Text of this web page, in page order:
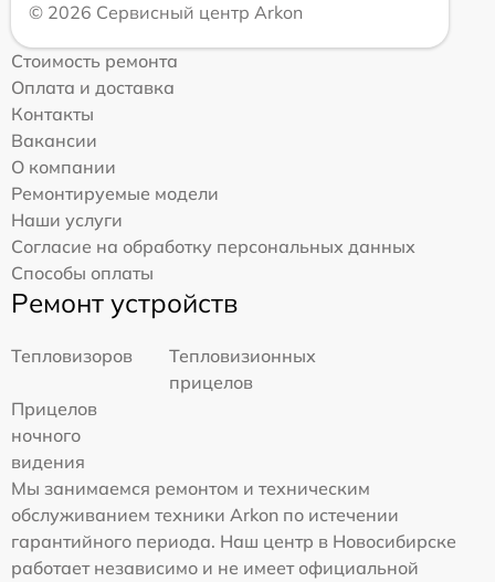
© 2026 Сервисный центр Arkon
Стоимость ремонта
Оплата и доставка
Контакты
Вакансии
О компании
Ремонтируемые модели
Наши услуги
Согласие на обработку персональных данных
Способы оплаты
Ремонт устройств
Тепловизоров
Тепловизионных
прицелов
Прицелов
ночного
видения
Мы занимаемся ремонтом и техническим
обслуживанием техники Arkon по истечении
гарантийного периода. Наш центр в Новосибирске
работает независимо и не имеет официальной